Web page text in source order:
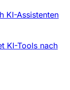
KI-Assistenten
KI-Tools nach